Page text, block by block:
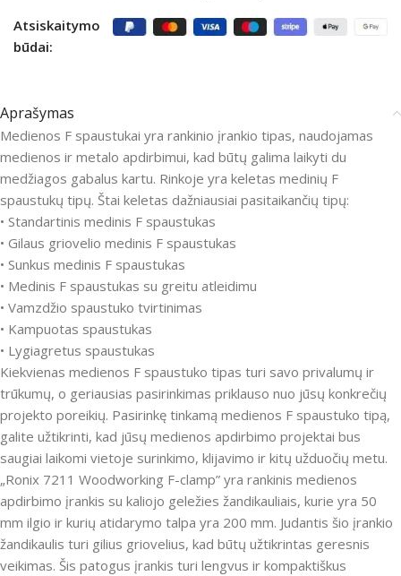
Atsiskaitymo
būdai:
Aprašymas
Medienos F spaustukai yra rankinio įrankio tipas, naudojamas
medienos ir metalo apdirbimui, kad būtų galima laikyti du
medžiagos gabalus kartu. Rinkoje yra keletas medinių F
spaustukų tipų. Štai keletas dažniausiai pasitaikančių tipų:
• Standartinis medinis F spaustukas
• Gilaus griovelio medinis F spaustukas
• Sunkus medinis F spaustukas
• Medinis F spaustukas su greitu atleidimu
• Vamzdžio spaustuko tvirtinimas
• Kampuotas spaustukas
• Lygiagretus spaustukas
Kiekvienas medienos F spaustuko tipas turi savo privalumų ir
trūkumų, o geriausias pasirinkimas priklauso nuo jūsų konkrečių
projekto poreikių. Pasirinkę tinkamą medienos F spaustuko tipą,
galite užtikrinti, kad jūsų medienos apdirbimo projektai bus
saugiai laikomi vietoje surinkimo, klijavimo ir kitų užduočių metu.
„Ronix 7211 Woodworking F-clamp” yra rankinis medienos
apdirbimo įrankis su kaliojo geležies žandikauliais, kurie yra 50
mm ilgio ir kurių atidarymo talpa yra 200 mm. Judantis šio įrankio
žandikaulis turi gilius griovelius, kad būtų užtikrintas geresnis
veikimas. Šis patogus įrankis turi lengvus ir kompaktiškus